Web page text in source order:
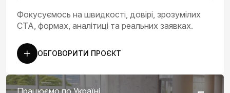
Фокусуємось на швидкості, довірі, зрозумілих
CTA, формах, аналітиці та реальних заявках.
ОБГОВОРИТИ ПРОЄКТ
Працюємо по Україні